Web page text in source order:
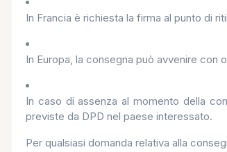
In Francia è richiesta la firma al punto di
In Europa, la consegna può avvenire
In caso di assenza al momento della
previste da DPD nel paese interessato.
Per qualsiasi domanda relativa alla